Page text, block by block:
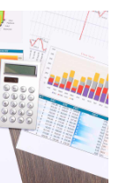
入研究磁磚隆
築物的質量和